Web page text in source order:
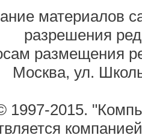
материалов
разрешения
размещения
Москва, ул.
1997-2015.